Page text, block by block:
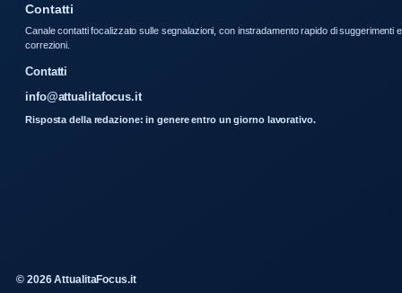
Contatti
Canale contatti focalizzato sulle segnalazioni, con instradamento rapido di suggerimenti e
correzioni.
Contatti
info@attualitafocus.it
Risposta della redazione: in genere entro un giorno lavorativo.
© 2026 AttualitaFocus.it